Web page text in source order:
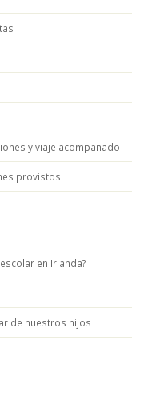
y viaje acompañado
provistos
en Irlanda?
de nuestros hijos